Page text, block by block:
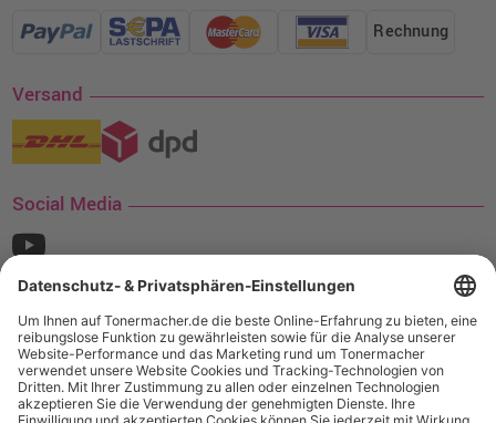
Rechnung
Versand
Social Media
¹ Nur gültig für den Versand innerhalb Deutschlands. Befindet sich ein Warenwert
von mindestens 35€ (inkl. Mwst.) an Ampertec Artikeln in Ihrem Warenkorb, ist der
Versand für Sie kostenfrei.